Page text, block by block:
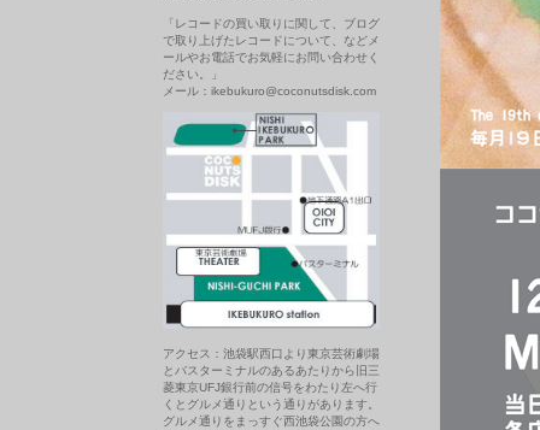
「レコードの買い取りに関して、ブログ
で取り上げたレコードについて、などメ
ールやお電話でお気軽にお問い合わせく
ださい。」
メール：ikebukuro@coconutsdisk.com
アクセス：池袋駅西口より東京芸術劇場
とバスターミナルのあるあたりから旧三
菱東京UFJ銀行前の信号をわたり左へ行
くとグルメ通りという通りがあります。
グルメ通りをまっすぐ西池袋公園の方へ